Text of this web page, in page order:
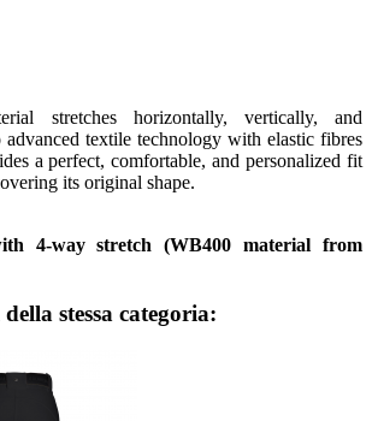
stretches horizontally, vertically, and
advanced textile technology with elastic fibres
a perfect, comfortable, and personalized fit
its original shape.
4-way stretch (WB400 material from
stessa categoria: